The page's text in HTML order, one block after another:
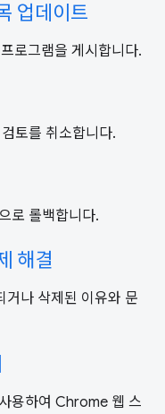
업데이트
로그램을 게시합니다.
토를 취소합니다.
로 롤백합니다.
해결
나 삭제된 이유와 문
용하여 Chrome 웹 스